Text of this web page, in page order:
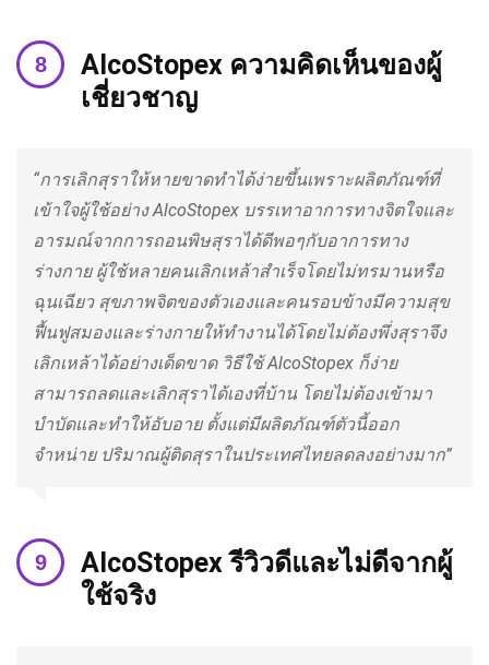
AlcoStopex ความคิดเห็นของผู้
เชี่ยวชาญ
“การเลิกสุราให้หายขาดทำได้ง่ายขึ้นเพราะผลิตภัณฑ์ที่
เข้าใจผู้ใช้อย่าง AlcoStopex บรรเทาอาการทางจิตใจและ
อารมณ์จากการถอนพิษสุราได้ดีพอๆกับอาการทาง
ร่างกาย ผู้ใช้หลายคนเลิกเหล้าสำเร็จโดยไม่ทรมานหรือ
ฉุนเฉียว สุขภาพจิตของตัวเองและคนรอบข้างมีความสุข
ฟื้นฟูสมองและร่างกายให้ทำงานได้โดยไม่ต้องพึ่งสุราจึง
เลิกเหล้าได้อย่างเด็ดขาด วิธีใช้ AlcoStopex ก็ง่าย
สามารถลดและเลิกสุราได้เองที่บ้าน โดยไม่ต้องเข้ามา
บำบัดและทำให้อับอาย ตั้งแต่มีผลิตภัณฑ์ตัวนี้ออก
จำหน่าย ปริมาณผู้ติดสุราในประเทศไทยลดลงอย่างมาก”
AlcoStopex รีวิวดีและไม่ดีจากผู้
ใช้จริง